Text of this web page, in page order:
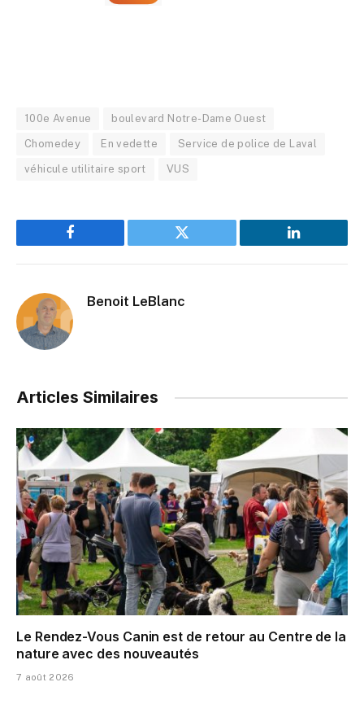
100e Avenue boulevard Notre-Dame Ouest
Chomedey En vedette Service de police de Laval
véhicule utilitaire sport VUS
Facebook Twitter LinkedIn
Benoit LeBlanc
Articles Similaires
Le Rendez-Vous Canin est de retour au Centre de la
nature avec des nouveautés
7 août 2026